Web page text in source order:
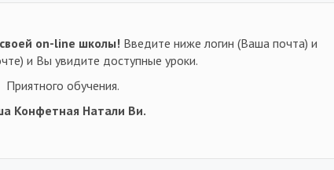
on-line школы! Введите ниже логин (Ваша почта) и
и Вы увидите доступные уроки.
Приятного обучения.
Конфетная Натали Ви.